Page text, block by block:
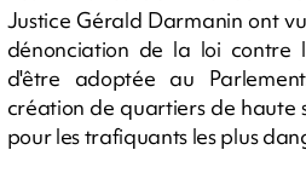
Justice Gérald Darmanin ont
dénonciation de la loi contre
d'être adoptée au
création de quartiers de haute
pour les trafiquants les plus